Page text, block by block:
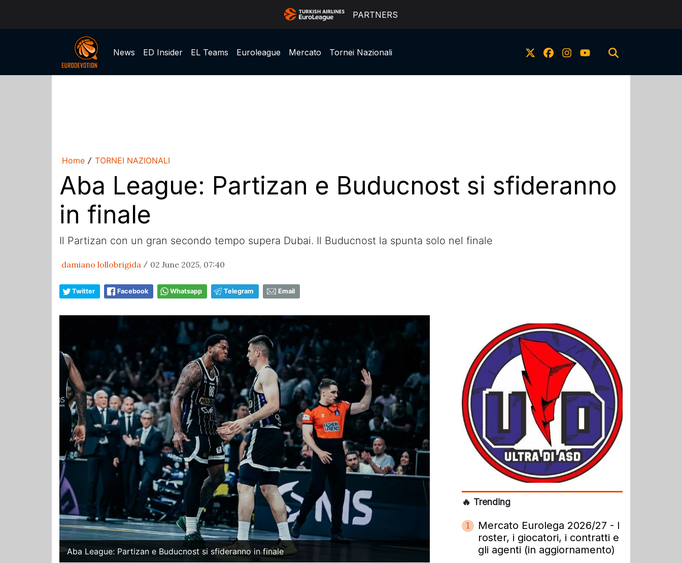
PARTNERS
News ED Insider EL Teams Euroleague Mercato Tornei Nazionali
Home / TORNEI NAZIONALI
Aba League: Partizan e Buducnost si sfideranno
in finale
Il Partizan con un gran secondo tempo supera Dubai. Il Buducnost la spunta solo nel finale
damiano lollobrigida / 02 June 2025, 07:40
Twitter Facebook Whatsapp Telegram Email
Aba League: Partizan e Buducnost si sfideranno in finale
🔥 Trending
1
Mercato Eurolega 2026/27 - I
roster, i giocatori, i contratti e
gli agenti (in aggiornamento)